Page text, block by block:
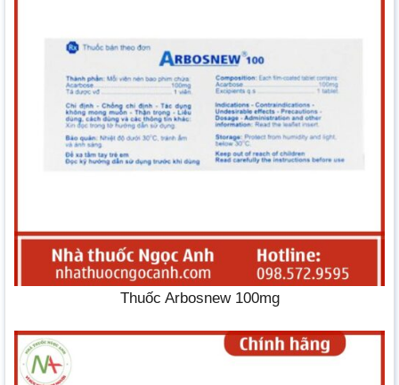
Thuốc Arbosnew 100mg